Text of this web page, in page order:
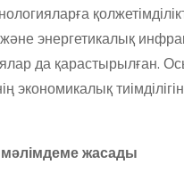
энергетикалық
да қарастырылған.
экономикалық
жасады